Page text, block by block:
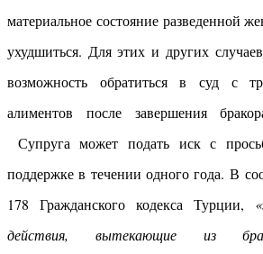
материальное состояние разведенной
ухудшиться. Для этих и других
возможность обратиться в суд с
алиментов после завершения
Супруга может подать иск с
поддержке в течении одного года. В
178 Гражданского кодекса Турции,
действия, вытекающие из